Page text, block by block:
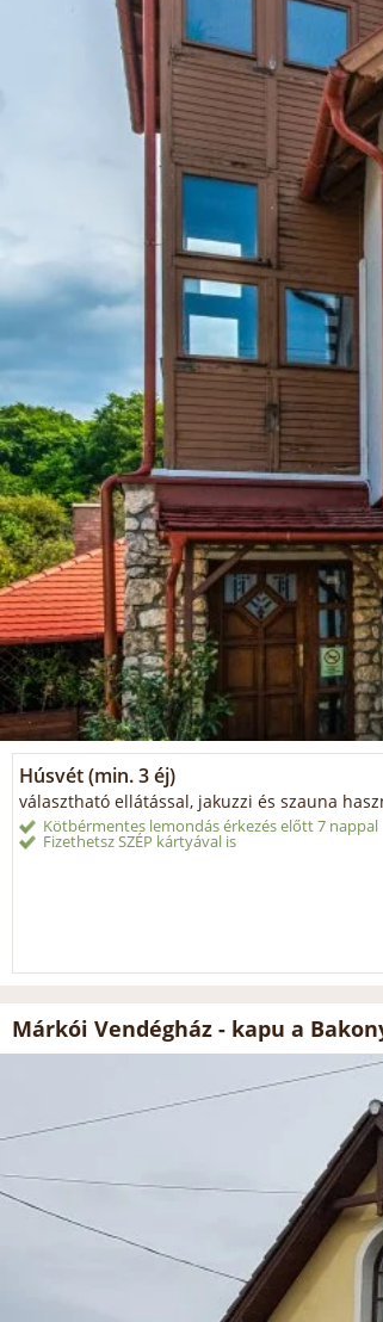
Húsvét (min. 3 éj)
választható ellátással, jakuzzi és szauna
Kötbérmentes lemondás érkezés előtt 7 nappal
Fizethetsz SZÉP kártyával is
Márkói Vendégház - kapu a